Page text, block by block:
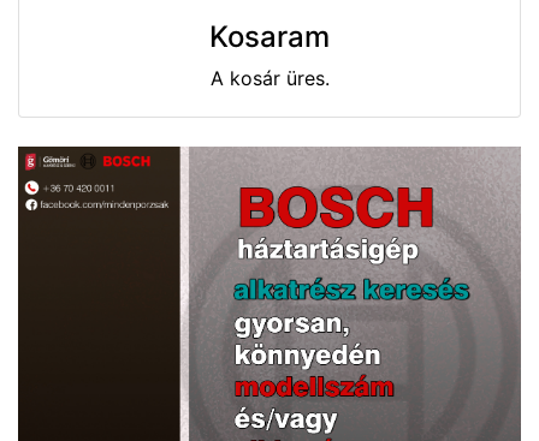
Kosaram
A kosár üres.